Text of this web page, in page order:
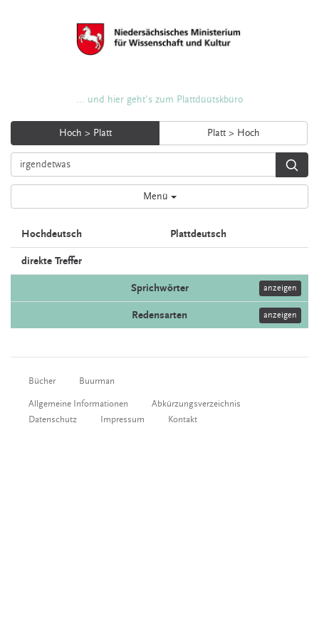
... und hier geht's zum Plattdüütskbüro
Hoch > Platt Platt > Hoch
Menü
Hochdeutsch Plattdeutsch
direkte Treffer
Sprichwörter anzeigen
Redensarten anzeigen
Bücher Buurman
Allgemeine Informationen
Abkürzungsverzeichnis
Datenschutz
Impressum Kontakt